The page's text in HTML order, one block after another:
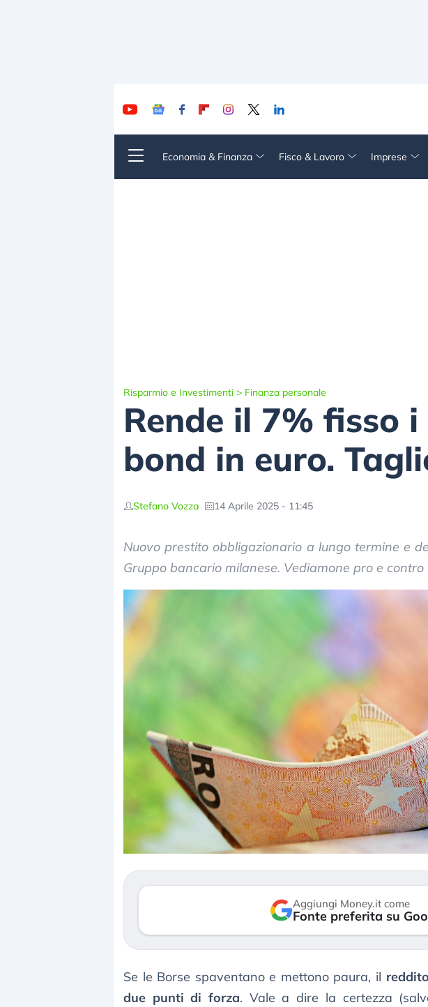
Economia & Finanza Fisco & Lavoro Imprese
Risparmio e Investimenti > Finanza personale
Rende il 7% fisso
bond in euro.
Stefano Vozza 14 Aprile 2025 - 11:45
Nuovo prestito obbligazionario a lungo termine e
Gruppo bancario milanese. Vediamone pro e contro
Aggiungi Money.it come
Fonte preferita su
Se le Borse spaventano e mettono paura, il
due punti di forza. Vale a dire la certezza
Dalle valutazioni estreme alla
correzione. Cosa sta guidando il
repricing degli asset?
3 agosto 2026
in
30